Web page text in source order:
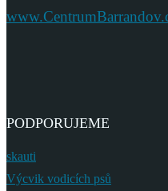
PODPORUJEME
skauti
Výcvik vodicích psů